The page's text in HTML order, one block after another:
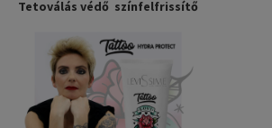
Tetoválás védő színfelfrissítő